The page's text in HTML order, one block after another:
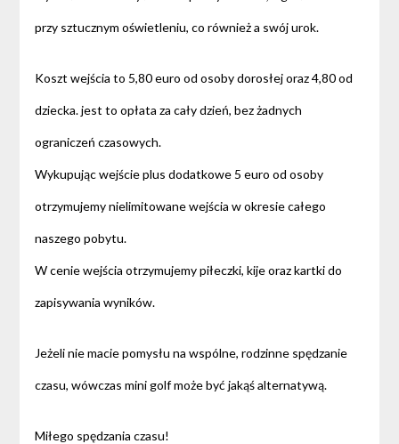
przy sztucznym oświetleniu, co również a swój urok.
Koszt wejścia to 5,80 euro od osoby dorosłej oraz 4,80 od
dziecka. jest to opłata za cały dzień, bez żadnych
ograniczeń czasowych.
Wykupując wejście plus dodatkowe 5 euro od osoby
otrzymujemy nielimitowane wejścia w okresie całego
naszego pobytu.
W cenie wejścia otrzymujemy piłeczki, kije oraz kartki do
zapisywania wyników.
Jeżeli nie macie pomysłu na wspólne, rodzinne spędzanie
czasu, wówczas mini golf może być jakąś alternatywą.
Miłego spędzania czasu!